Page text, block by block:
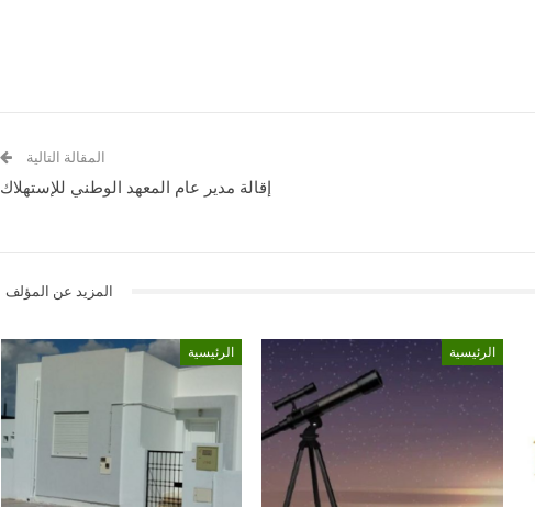
المقالة التالية
إقالة مدير عام المعهد الوطني للإستهلاك
المزيد عن المؤلف
الرئيسية الرئيسية